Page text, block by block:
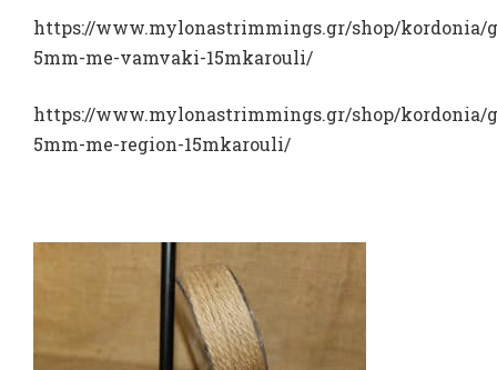
https://www.mylonastrimmings.gr/shop/kordonia/
5mm-me-vamvaki-15mkarouli/
https://www.mylonastrimmings.gr/shop/kordonia/
5mm-me-region-15mkarouli/